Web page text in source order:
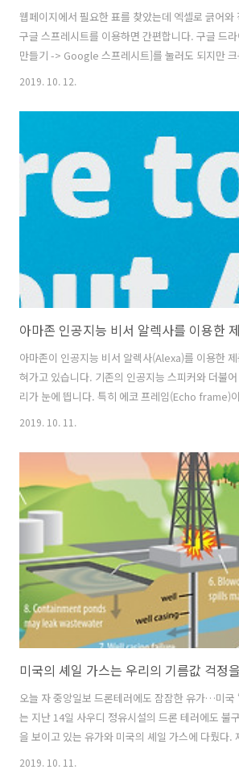
웹페이지에서 필요한 표를 찾았는데 엑셀로 긁어와
구글 스프레시트를 이용하면 간편합니다. 구글 드
만들기 -> Google 스프레시트]를 눌러도 되지만
하고 있다면 그냥 주소 창에 sheets.new 라고 치면
같이 스프레시트 셀에 치면 표가 수 초만에 자동으
=IMPORTHTML(URL, 검색어, 색인) URL: 표가 있
색어: 목록 또는 표를 넣으면 됩니다. 우리는 표를 가
table 색인: 한 페이지에 표가 여러가 있을 수 있지
는 순서입니다. __ 예를 들어, 월스트리트 저널에
2019. 10. 12.
아마존 인공지능 비서 알렉사를 이용한
아마존이 인공지능 비서 알렉사(Alexa)를 이용한
혀가고 있습니다. 기존의 인공지능 스피커와 더불
리가 눈에 띕니다. 특히 에코 프레임(Echo frame)
경 모양의 제품은 흡사 구글 글라스를 떠올리게 하는
사에게 명령하는 방식을 쓰고 있습니다. 영상보기
고리 밖으로 가져 나갈 수 있는 제품 집에서 쓰는 제
단순 인공지능 스피커와 디스플레이 정도에 머물던
된 것을 볼 수 있습니다. 기존 제품도 큰 디자인의
있습니다. 주목할 점은 모든 제품의 중심에 인공지
2019. 10. 11.
미국의 셰일 가스는 우리의 기름값 걱정
오늘 자 중앙일보 드론테러에도 잠잠한 유가…미국
는 지난 14일 사우디 정유시설의 드론 테러에도 불
을 보이고 있는 유가와 미국의 셰일 가스에 다뤘다.
기름값 걱정은 좀 안하고 살 수 있겠다는 생각을 하
2019. 10. 11.